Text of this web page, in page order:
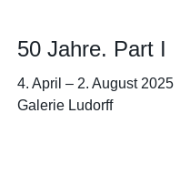
50 Jahre. Part I
4. April–2. August 2025
Galerie Ludorff